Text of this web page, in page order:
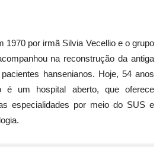
1970 por irmã Silvia Vecellio e o grupo
na reconstrução da antiga
hansenianos. Hoje, 54 anos
é um hospital aberto, que oferece
especialidades por meio do SUS e